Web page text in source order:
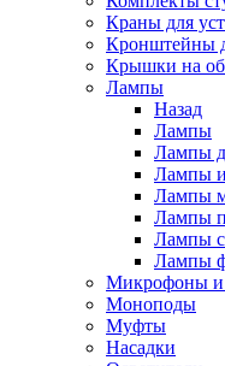
Краны для
Кронштейны
Крышки на
Лампы
Назад
Лампы
Лампы
Лампы
Лампы
Лампы
Лампы
Лампы
Микрофоны и
Моноподы
Муфты
Насадки